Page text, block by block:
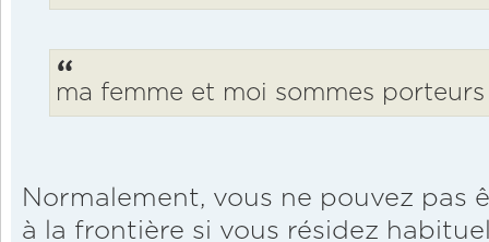
ma femme et moi sommes
Normalement, vous ne pouvez pas
à la frontière si vous résidez